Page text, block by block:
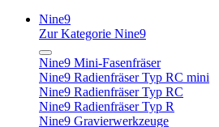
Nine9
Zur Kategorie Nine9
Nine9 Mini-Fasenfräser
Nine9 Radienfräser Typ RC mini
Nine9 Radienfräser Typ RC
Nine9 Radienfräser Typ R
Nine9 Gravierwerkzeuge